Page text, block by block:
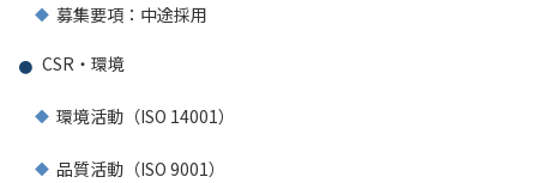
募集要項：中途採用
CSR・環境
環境活動（ISO 14001）
品質活動（ISO 9001）